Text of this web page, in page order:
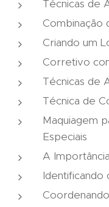
Técnicas de
Combinação
Criando um
Corretivo
Técnicas de
Técnica de
Maquiagem
Especiais
A
Identificando